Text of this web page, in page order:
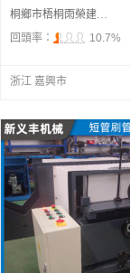
桐鄉市梧桐雨榮建材商行
回頭率：
10.7%
浙江 嘉興市